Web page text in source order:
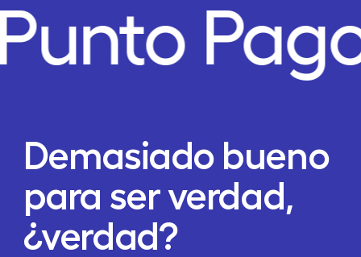
Demasiado bueno
para ser verdad,
¿verdad?